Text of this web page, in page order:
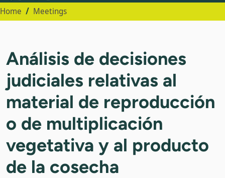
Home Meetings
Análisis de decisiones
judiciales relativas al
material de reproducción
o de multiplicación
vegetativa y al producto
de la cosecha